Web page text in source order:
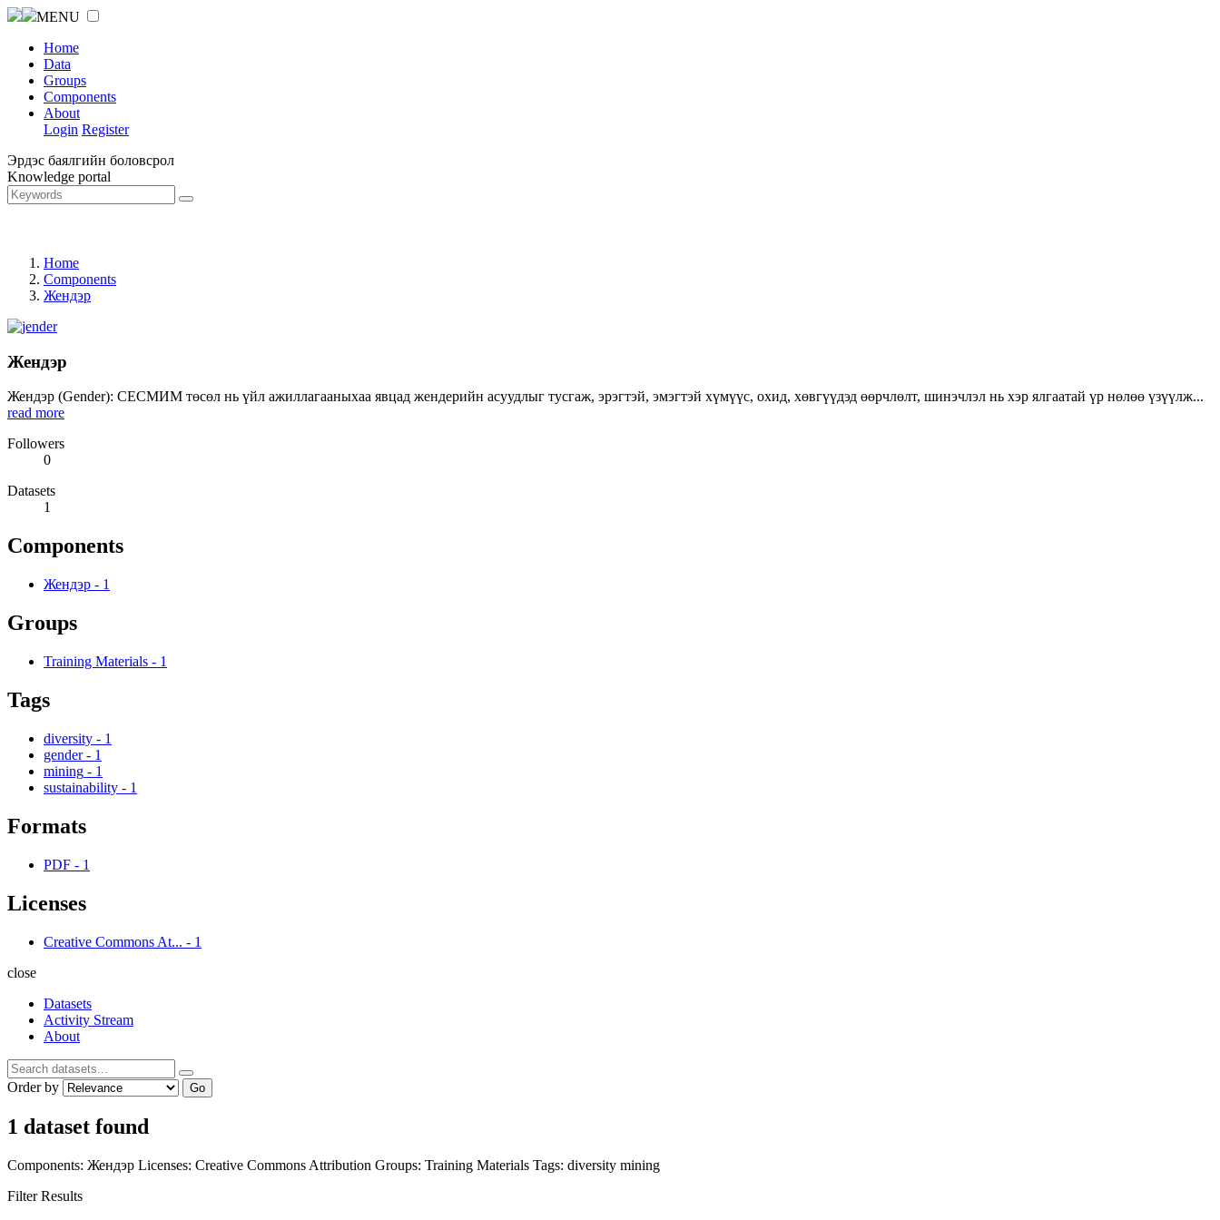
MENU
Home
Data
Groups
Components
About
Login Register
Эрдэс баялгийн боловсрол
Knowledge portal
Home
Components
Жендэр
Жендэр
Жендэр (Gender): СЕСМИМ төсөл нь үйл ажиллагааныхаа явцад жендерийн асуудлыг тусгаж, эрэгтэй, эмэгтэй хүмүүс, охид, хөвгүүдэд өөрчлөлт, шинэчлэл нь хэр ялгаатай үр нөлөө үзүүлж...
read more
Followers
0
Datasets
1
Components
Жендэр - 1
Groups
Training Materials - 1
Tags
diversity - 1
gender - 1
mining - 1
sustainability - 1
Formats
PDF - 1
Licenses
Creative Commons At... - 1
close
Datasets
Activity Stream
About
Order by Go
1 dataset found
Components: Жендэр Licenses: Creative Commons Attribution Groups: Training Materials Tags: diversity mining
Filter Results